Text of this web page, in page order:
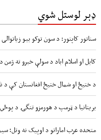
ډېر لوستل شوي
سناتور کاپتور: د سون توکو بیو
کابل او اسلام اباد د سولې خبرو ته
د ختیځ او شمال ختیځ افغانستان کې د
بریتانیا د ټرمپ د هورمزو تنگۍ د
متحده عرب اماراتو د اوپیک نه وتل؛